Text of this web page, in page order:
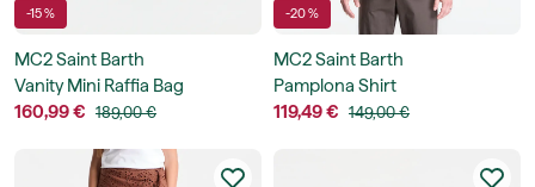
-15 %
MC2 Saint Barth
Vanity Mini Raffia Bag
160,99 € 189,00 €
-20 %
MC2 Saint Barth
Pamplona Shirt
119,49 € 149,00 €